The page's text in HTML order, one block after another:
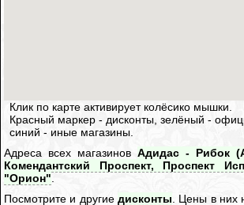
Клик по карте активирует колёсико мышки.
Красный маркер - дисконты, зелёный -
синий - иные магазины.
Адреса всех магазиновАдидас - Рибок
Комендантский Проспект, Проспект
"Орион".
Посмотрите и другие дисконты. Цены в них